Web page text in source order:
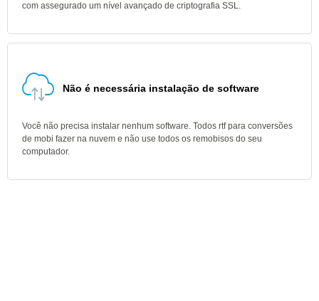
com assegurado um nível avançado de criptografia SSL.
Não é necessária instalação de software
Você não precisa instalar nenhum software. Todos rtf para conversões
de mobi fazer na nuvem e não use todos os remobisos do seu
computador.